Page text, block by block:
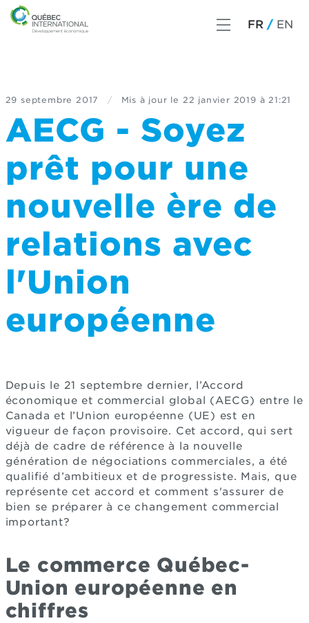
FR EN
29 septembre 2017 / Mis à jour le 22 janvier 2019 à 21:21
AECG - Soyez
prêt pour une
nouvelle ère de
relations avec
l'Union
européenne
Depuis le 21 septembre dernier, l’Accord
économique et commercial global (AECG) entre le
Canada et l’Union européenne (UE) est en
vigueur de façon provisoire. Cet accord, qui sert
déjà de cadre de référence à la nouvelle
génération de négociations commerciales, a été
qualifié d’ambitieux et de progressiste. Mais, que
représente cet accord et comment s'assurer de
bien se préparer à ce changement commercial
important?
Le commerce Québec-
Union européenne en
chiffres